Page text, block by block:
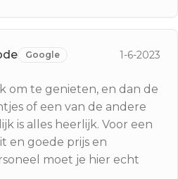
Google 1-6-2023
om te genieten, en dan de
of een van de andere
is alles heerlijk. Voor een
en goede prijs en
moet je hier echt